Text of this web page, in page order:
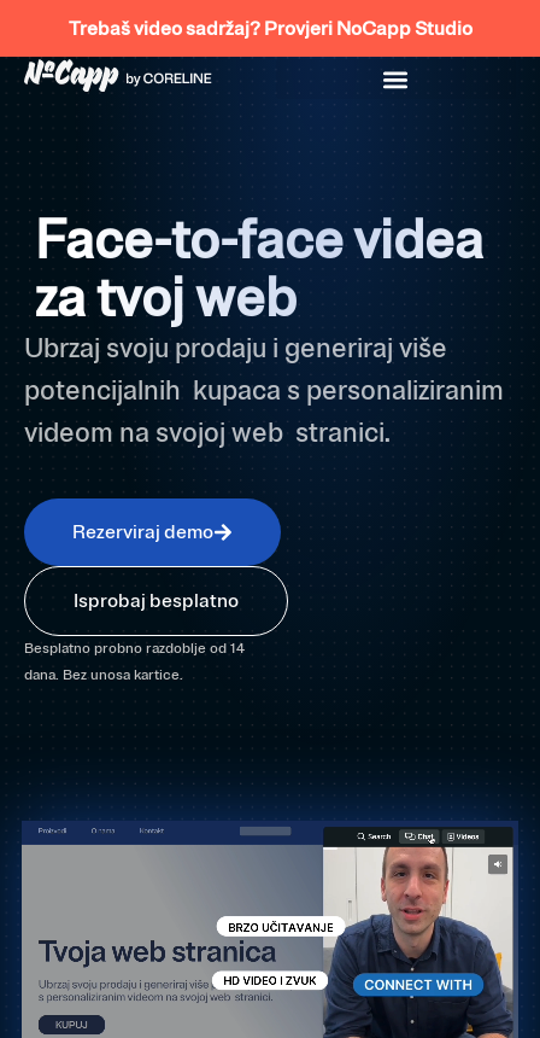
to
content
Trebaš video sadržaj? Provjeri NoCapp Studio
Face-to-face videa
za tvoj web
Ubrzaj svoju prodaju i generiraj više
potencijalnih kupaca s personaliziranim
videom na svojoj web stranici.
Rezerviraj demo
Isprobaj besplatno
Besplatno probno razdoblje od 14
dana. Bez unosa kartice.